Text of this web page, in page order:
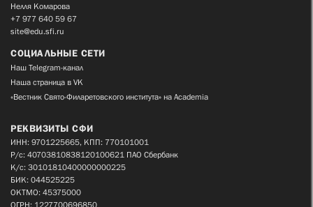
Нелля Комарова
+7 977 640 59 67
site@edu.sfi.ru
СОЦИАЛЬНЫЕ СЕТИ
Наш Telegram-канал
Наша страница в VK
«Вестник Свято-Филаретовского института» на Academia
РЕКВИЗИТЫ СФИ
ИНН: 9701225665, КПП: 770101001
Р/с: 40703810838120100621 ПАО Сбербанк
К/с: 30101810400000000225
БИК: 044525225
ОКТМО: 45375000
ОГРН: 1227700696850